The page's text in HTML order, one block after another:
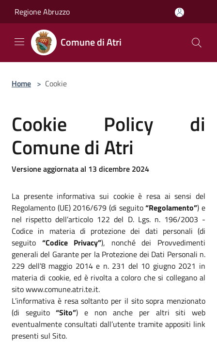
Regione Abruzzo
Comune di Atri
Home > Cookie
Cookie Policy di
Comune di Atri
Versione aggiornata al 13 dicembre 2024
La presente informativa sui cookie è resa ai sensi del
Regolamento (UE) 2016/679 (di seguito“Regolamento”) e
nel rispetto dell’articolo 122 del D. Lgs. n. 196/2003 -
Codice in materia di protezione dei dati personali (di
seguito “Codice Privacy”), nonché dei Provvedimenti
generali del Garante per la Protezione dei Dati Personali n.
229 dell’8 maggio 2014 e n. 231 del 10 giugno 2021 in
materia di cookie, ed è rivolta a coloro che si collegano al
sito www.comune.atri.te.it.
L’informativa è resa soltanto per il sito sopra menzionato
(di seguito“Sito”) e non anche per altri siti web
eventualmente consultati dall’utente tramite appositi link
presenti sul Sito.